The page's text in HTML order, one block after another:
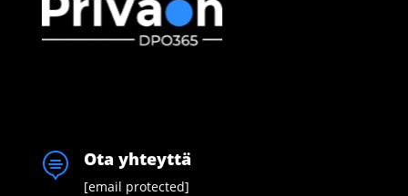
 Ota yhteyttä
[email protected]